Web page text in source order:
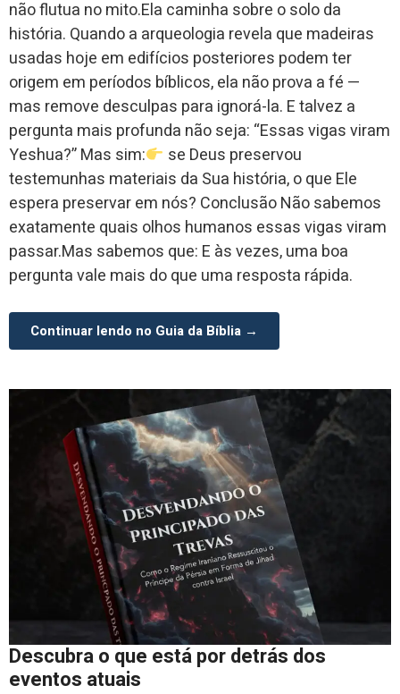
não flutua no mito.Ela caminha sobre o solo da
história. Quando a arqueologia revela que madeiras
usadas hoje em edifícios posteriores podem ter
origem em períodos bíblicos, ela não prova a fé —
mas remove desculpas para ignorá-la. E talvez a
pergunta mais profunda não seja: “Essas vigas viram
Yeshua?” Mas sim:
se Deus preservou
testemunhas materiais da Sua história, o que Ele
espera preservar em nós? Conclusão Não sabemos
exatamente quais olhos humanos essas vigas viram
passar.Mas sabemos que: E às vezes, uma boa
pergunta vale mais do que uma resposta rápida.
Continuar lendo no Guia da Bíblia →
Descubra o que está por detrás dos
eventos atuais